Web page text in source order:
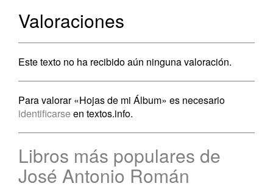
Valoraciones
Este texto no ha recibido aún ninguna valoración.
Para valorar «Hojas de mi Álbum» es necesario
identificarse en textos.info.
Libros más populares de
José Antonio Román